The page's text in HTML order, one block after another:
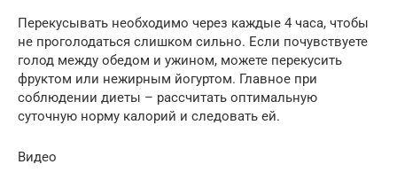
Перекусывать необходимо через каждые 4 часа, чтобы
не проголодаться слишком сильно. Если почувствуете
голод между обедом и ужином, можете перекусить
фруктом или нежирным йогуртом. Главное при
соблюдении диеты – рассчитать оптимальную
суточную норму калорий и следовать ей.
Видео